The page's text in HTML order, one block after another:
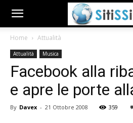
Home Attualità
Attualità Musica
Facebook alla
e apre le porte
By Davex - 21 Ottobre 2008 359